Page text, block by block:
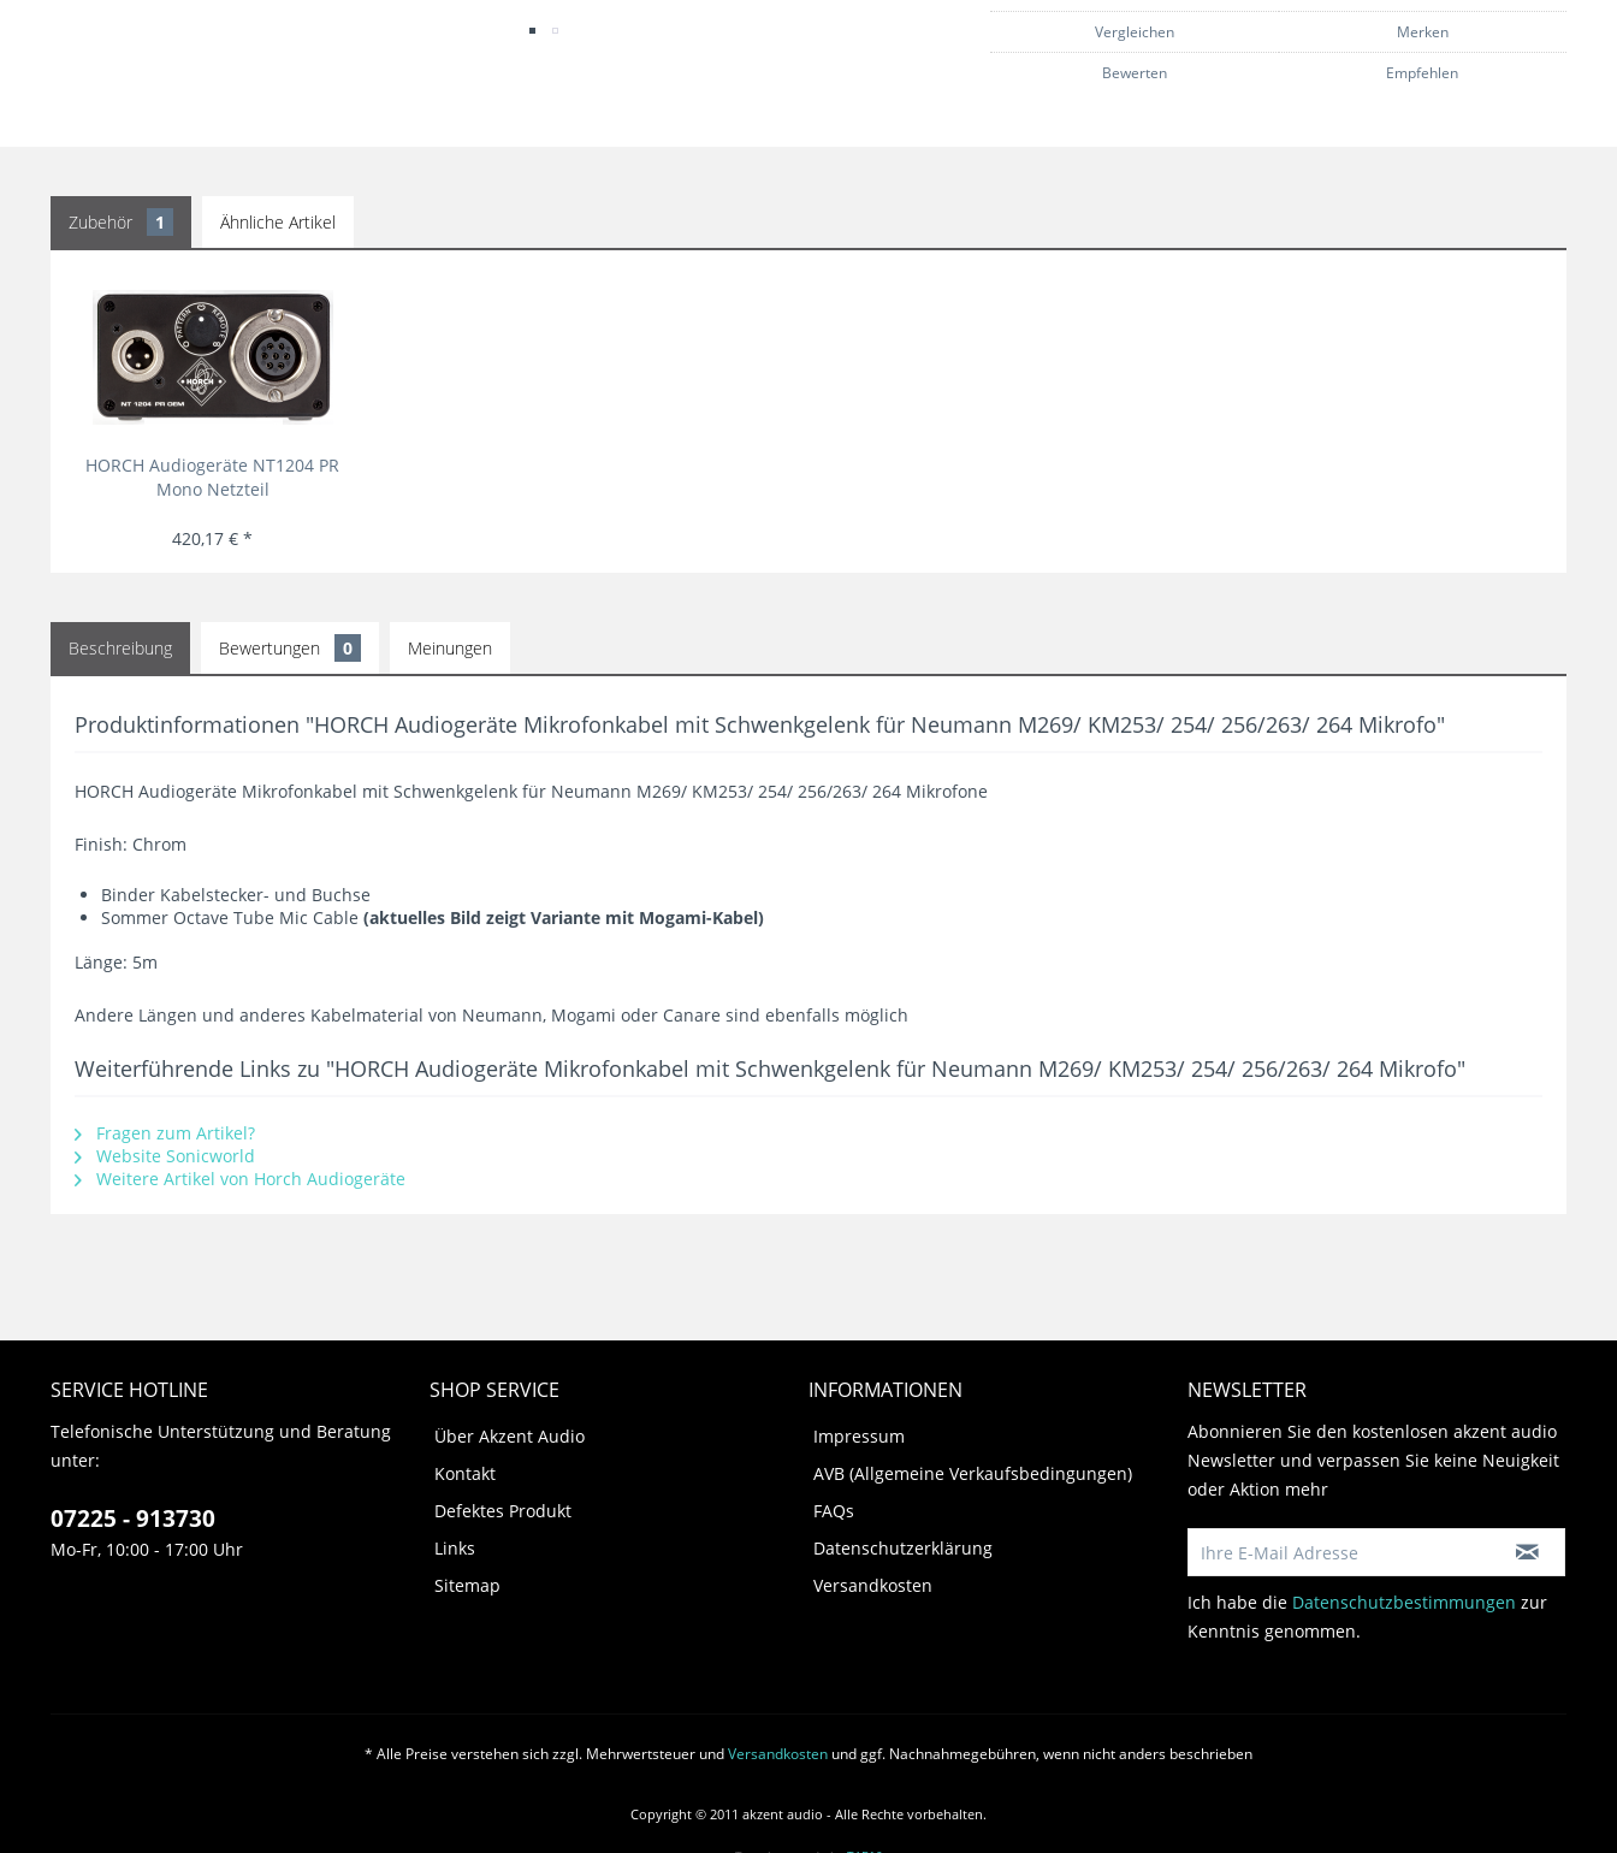
Vergleichen
Merken
Bewerten
Empfehlen
Zubehör 1 Ähnliche Artikel
HORCH Audiogeräte NT1204 PR
Mono Netzteil
420,17 € *
Beschreibung Bewertungen 0 Meinungen
Produktinformationen "HORCH Audiogeräte Mikrofonkabel mit Schwenkgelenk für Neumann M269/ KM253/ 254/ 256/263/ 264 Mikrofo"
HORCH Audiogeräte Mikrofonkabel mit Schwenkgelenk für Neumann M269/ KM253/ 254/ 256/263/ 264 Mikrofone
Finish: Chrom
Binder Kabelstecker- und Buchse
Sommer Octave Tube Mic Cable (aktuelles Bild zeigt Variante mit Mogami-Kabel)
Länge: 5m
Andere Längen und anderes Kabelmaterial von Neumann, Mogami oder Canare sind ebenfalls möglich
Weiterführende Links zu "HORCH Audiogeräte Mikrofonkabel mit Schwenkgelenk für Neumann M269/ KM253/ 254/ 256/263/ 264 Mikrofo"
Fragen zum Artikel?
Website Sonicworld
Weitere Artikel von Horch Audiogeräte
SERVICE HOTLINE
Telefonische Unterstützung und Beratung
unter:
07225 - 913730
Mo-Fr, 10:00 - 17:00 Uhr
SHOP SERVICE
Über Akzent Audio
Kontakt
Defektes Produkt
Links
Sitemap
INFORMATIONEN
Impressum
AVB (Allgemeine Verkaufsbedingungen)
FAQs
Datenschutzerklärung
Versandkosten
NEWSLETTER
Abonnieren Sie den kostenlosen akzent audio
Newsletter und verpassen Sie keine Neuigkeit
oder Aktion mehr
Ich habe die Datenschutzbestimmungen zur
Kenntnis genommen.
* Alle Preise verstehen sich zzgl. Mehrwertsteuer undVersandkosten und ggf. Nachnahmegebühren, wenn nicht anders beschrieben
Copyright © 2011 akzent audio - Alle Rechte vorbehalten.